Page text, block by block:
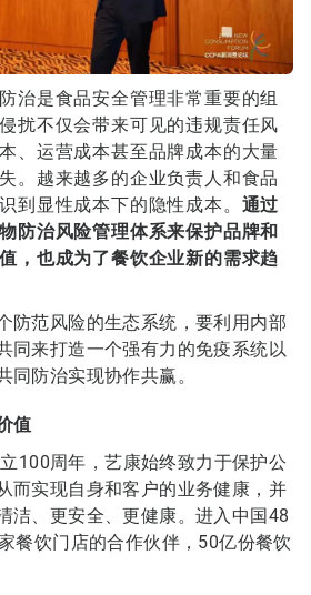
治是食品安全管理非常重要的组
扰不仅会带来可见的违规责任风
、运营成本甚至品牌成本的大量
。越来越多的企业负责人和食品
到显性成本下的隐性成本。 通过
防治风险管理体系来保护品牌和
，也成为了餐饮企业新的需求趋
防范风险的生态系统，要利用内部
同来打造一个强有力的免疫系统以
同防治实现协作共赢。
值
100周年，艺康始终致力于保护公
而实现自身和客户的业务健康，并
洁、更安全、更健康。进入中国48
餐饮门店的合作伙伴，50亿份餐饮